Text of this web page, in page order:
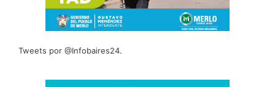
Tweets por @Infobaires24.